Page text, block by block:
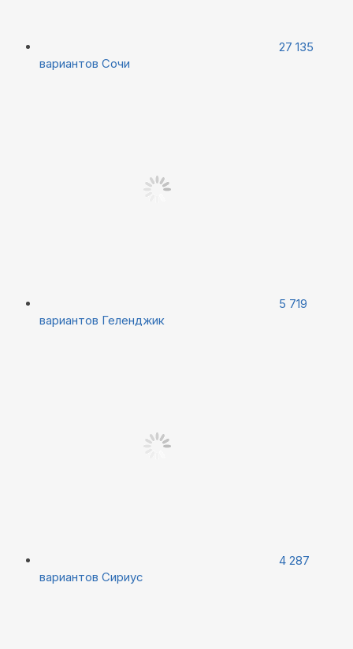
27 135
вариантов Сочи
5 719
вариантов Геленджик
4 287
вариантов Сириус